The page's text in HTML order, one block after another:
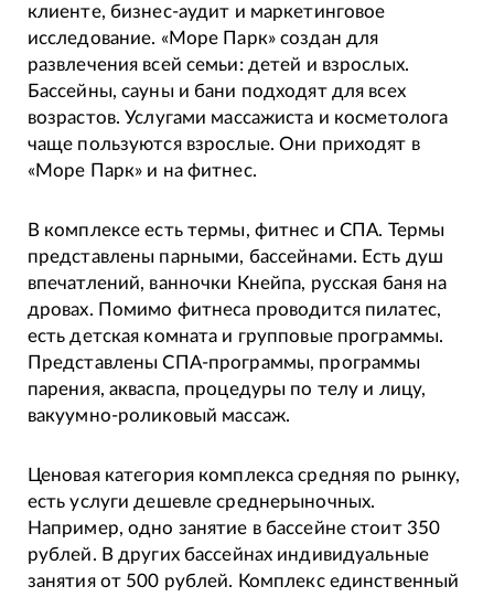
клиенте, бизнес-аудит и маркетинговое
исследование. «Море Парк» создан для
развлечения всей семьи: детей и взрослых.
Бассейны, сауны и бани подходят для всех
возрастов. Услугами массажиста и косметолога
чаще пользуются взрослые. Они приходят в
«Море Парк» и на фитнес.
В комплексе есть термы, фитнес и СПА. Термы
представлены парными, бассейнами. Есть душ
впечатлений, ванночки Кнейпа, русская баня на
дровах. Помимо фитнеса проводится пилатес,
есть детская комната и групповые программы.
Представлены СПА-программы, программы
парения, акваспа, процедуры по телу и лицу,
вакуумно-роликовый массаж.
Ценовая категория комплекса средняя по рынку,
есть услуги дешевле среднерыночных.
Например, одно занятие в бассейне стоит 350
рублей. В других бассейнах индивидуальные
занятия от 500 рублей. Комплекс единственный